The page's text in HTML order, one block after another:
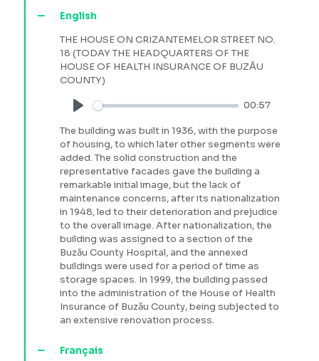
English
THE HOUSE ON CRIZANTEMELOR STREET NO.
18 (TODAY THE HEADQUARTERS OF THE
HOUSE OF HEALTH INSURANCE OF BUZĂU
COUNTY)
Play
00:57
The building was built in 1936, with the purpose
of housing, to which later other segments were
added. The solid construction and the
representative facades gave the building a
remarkable initial image, but the lack of
maintenance concerns, after its nationalization
in 1948, led to their deterioration and prejudice
to the overall image. After nationalization, the
building was assigned to a section of the
Buzău County Hospital, and the annexed
buildings were used for a period of time as
storage spaces. In 1999, the building passed
into the administration of the House of Health
Insurance of Buzău County, being subjected to
an extensive renovation process.
Français